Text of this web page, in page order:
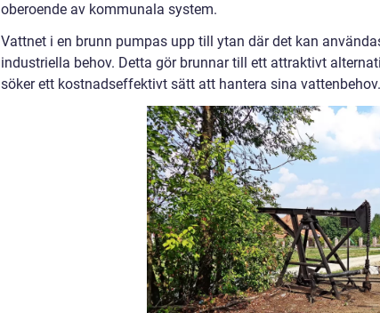
oberoende av kommunala system.
Vattnet i en brunn pumpas upp till ytan där det kan
industriella behov. Detta gör brunnar till ett attraktivt
söker ett kostnadseffektivt sätt att hantera sina vattenbehov.